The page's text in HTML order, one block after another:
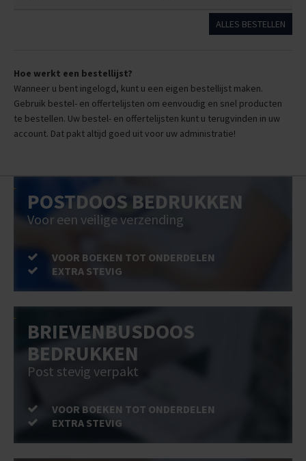
ALLES BESTELLEN
Hoe werkt een bestellijst?
Wanneer u bent ingelogd, kunt u een eigen bestellijst maken.
Gebruik bestel- en offertelijsten om eenvoudig en snel producten
te bestellen. Uw bestel- en offertelijsten kunt u terugvinden in uw
account. Dat pakt altijd goed uit voor uw administratie!
POSTDOOS BEDRUKKEN
Voor een veilige verzending
VOOR BOEKEN TOT ONDERDELEN
EXTRA STEVIG
BRIEVENBUSDOOS
BEDRUKKEN
Post stevig verpakt
VOOR BOEKEN TOT ONDERDELEN
EXTRA STEVIG